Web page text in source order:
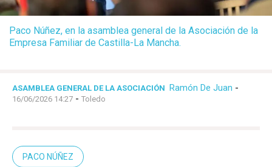
Paco Núñez, en la asamblea general de la Asociación de la
Empresa Familiar de Castilla-La Mancha.
ASAMBLEA GENERAL DE LA ASOCIACIÓN Ramón De Juan -
16/06/2026 14:27 - Toledo
PACO NÚÑEZ